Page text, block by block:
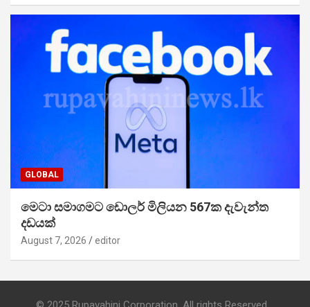
GLOBAL
මෙටා සමාගමට ඩොලර් මිලියන 567ක දැවැන්ත
දඩයක්
August 7, 2026 editor